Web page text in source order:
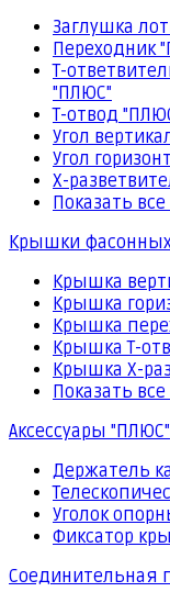
Заглушка
Переходник
Т-
"ПЛЮС"
Т-отвод
Угол
Угол
Х-
Показать все
Крышки
Крышка
Крышка
Крышка
Крышка Т-
Крышка Х-
Показать все
Аксессуары "ПЛЮС"
Держатель
Уголок
Фиксатор
Соединительная